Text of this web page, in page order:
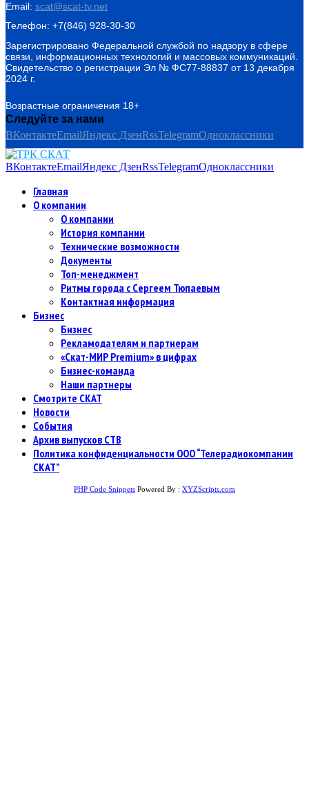
Email: scat@scat-tv.net
Телефон: +7(846) 928-30-30
Зарегистрировано Федеральной службой по надзору в сфере
связи, информационных технологий и массовых коммуникаций.
Свидетельство о регистрации Эл № ФС77-88837 от 13 декабря
2024 г.
Возрастные ограничения 18+
Следуйте за нами
ВКонтактеEmailЯндекс ДзенRssTelegramОдноклассники
ВКонтактеEmailЯндекс ДзенRssTelegramОдноклассники
Главная
О компании
О компании
История компании
Технические возможности
Документы
Топ-менеджмент
Ритмы города с Сергеем Тюпаевым
Контактная информация
Бизнес
Бизнес
Рекламодателям и партнерам
«Скат-МИР Premium» в цифрах
Бизнес-команда
Наши партнеры
Смотрите СКАТ
Новости
События
Архив выпусков СТВ
Политика конфиденциальности ООО “Телерадиокомпании
СКАТ”
PHP Code Snippets Powered By : XYZScripts.com